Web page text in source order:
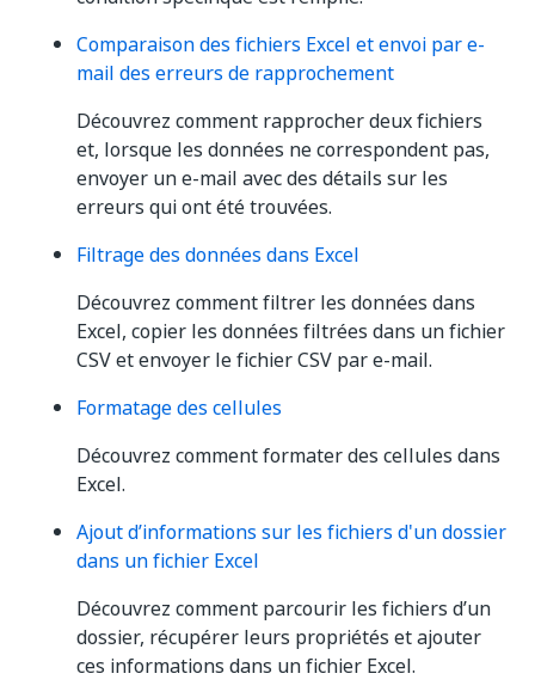
Comparaison des fichiers Excel et envoi par e-
mail des erreurs de rapprochement
Découvrez comment rapprocher deux fichiers
et, lorsque les données ne correspondent pas,
envoyer un e-mail avec des détails sur les
erreurs qui ont été trouvées.
Filtrage des données dans Excel
Découvrez comment filtrer les données dans
Excel, copier les données filtrées dans un fichier
CSV et envoyer le fichier CSV par e-mail.
Formatage des cellules
Découvrez comment formater des cellules dans
Excel.
Ajout d’informations sur les fichiers d'un dossier
dans un fichier Excel
Découvrez comment parcourir les fichiers d’un
dossier, récupérer leurs propriétés et ajouter
ces informations dans un fichier Excel.